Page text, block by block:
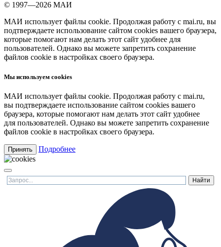
© 1997—2026 МАИ
МАИ использует файлы cookie. Продолжая работу с mai.ru, вы
подтверждаете использование сайтом cookies вашего браузера,
которые помогают нам делать этот сайт удобнее для
пользователей. Однако вы можете запретить сохранение
файлов cookie в настройках своего браузера.
Мы используем cookies
МАИ использует файлы cookie. Продолжая работу с mai.ru,
вы подтверждаете использование сайтом cookies вашего
браузера, которые помогают нам делать этот сайт удобнее
для пользователей. Однако вы можете запретить сохранение
файлов cookie в настройках своего браузера.
Принять Подробнее